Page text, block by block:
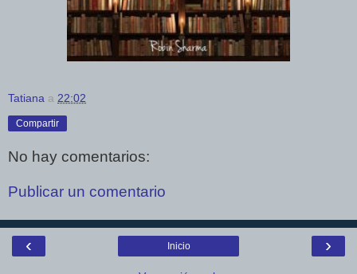
Tatiana a 22:02
Compartir
No hay comentarios:
Publicar un comentario
‹ ›
Inicio